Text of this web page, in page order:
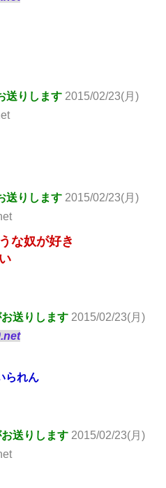
送りします 2015/02/23(月)
送りします 2015/02/23(月)
な奴が好き
送りします 2015/02/23(月)
られん
送りします 2015/02/23(月)